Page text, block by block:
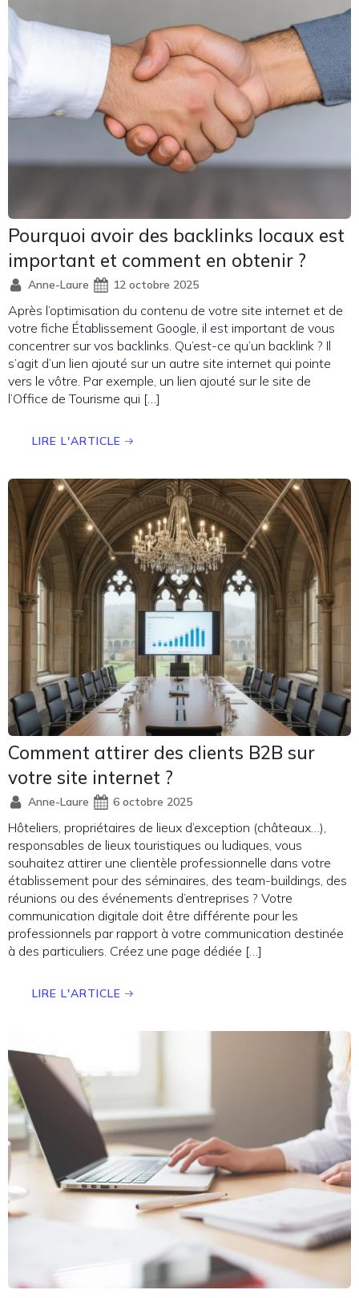
Pourquoi avoir des backlinks locaux est
important et comment en obtenir ?
Anne-Laure 12 octobre 2025
Après l’optimisation du contenu de votre site internet et de
votre fiche Établissement Google, il est important de vous
concentrer sur vos backlinks. Qu’est-ce qu’un backlink ? Il
s’agit d’un lien ajouté sur un autre site internet qui pointe
vers le vôtre. Par exemple, un lien ajouté sur le site de
l’Office de Tourisme qui […]
LIRE L'ARTICLE
Comment attirer des clients B2B sur
votre site internet ?
Anne-Laure 6 octobre 2025
Hôteliers, propriétaires de lieux d’exception (châteaux…),
responsables de lieux touristiques ou ludiques, vous
souhaitez attirer une clientèle professionnelle dans votre
établissement pour des séminaires, des team-buildings, des
réunions ou des événements d’entreprises ? Votre
communication digitale doit être différente pour les
professionnels par rapport à votre communication destinée
à des particuliers. Créez une page dédiée […]
LIRE L'ARTICLE